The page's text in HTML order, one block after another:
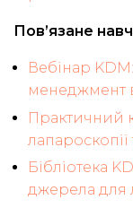
Пов’язане
Вебінар
менеджмент в
Практичний
лапароскопії
Бібліотека
джерела для